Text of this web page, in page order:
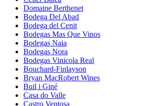
Domaine Berthenet
Bodega Del Abad
Bodega del Cenit
Bodegas Mas Que Vinos
Bodegas Naia
Bodegas Nora
Bodegas Vinicola Real
Bouchard-Finlayson
Bryan MacRobert Wines
Buil i Giné
Casa do Valle
Castro Ventosa